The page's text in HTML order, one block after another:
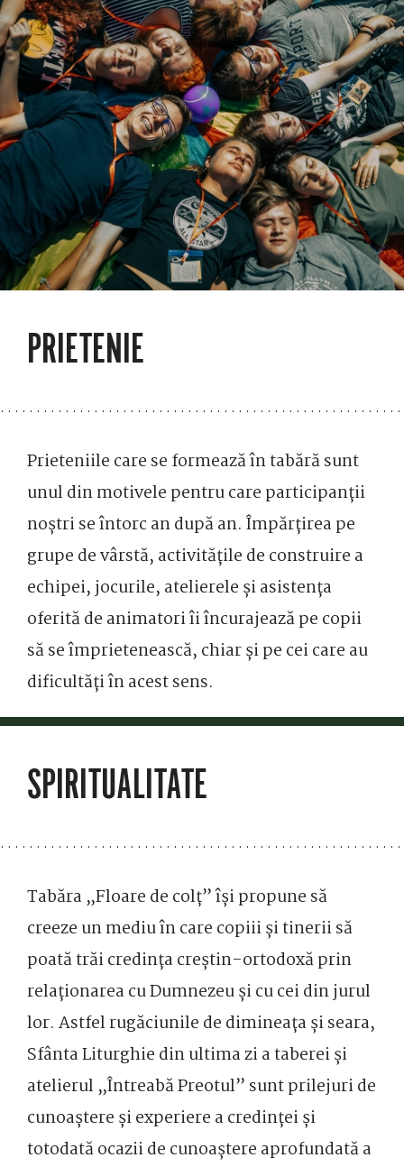
PRIETENIE
Prieteniile care se formează în tabără sunt
unul din motivele pentru care participanții
noștri se întorc an după an. Împărțirea pe
grupe de vârstă, activitățile de construire a
echipei, jocurile, atelierele și asistența
oferită de animatori îi încurajează pe copii
să se împrietenească, chiar și pe cei care au
dificultăți în acest sens.
SPIRITUALITATE
Tabăra „Floare de colț” își propune să
creeze un mediu în care copiii și tinerii să
poată trăi credința creștin-ortodoxă prin
relaționarea cu Dumnezeu și cu cei din jurul
lor. Astfel rugăciunile de dimineața și seara,
Sfânta Liturghie din ultima zi a taberei și
atelierul „Întreabă Preotul” sunt prilejuri de
cunoaștere și experiere a credinței și
totodată ocazii de cunoaștere aprofundată a